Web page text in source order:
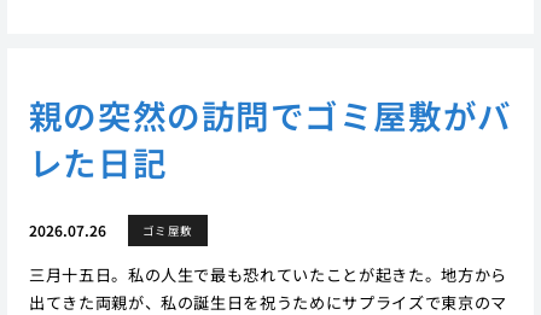
親の突然の訪問でゴミ屋敷がバ
レた日記
2026.07.26 ゴミ屋敷
三月十五日。私の人生で最も恐れていたことが起きた。地方から
出てきた両親が、私の誕生日を祝うためにサプライズで東京のマ